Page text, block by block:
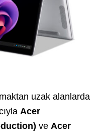
uzak alanlarda
Acer
ve Acer